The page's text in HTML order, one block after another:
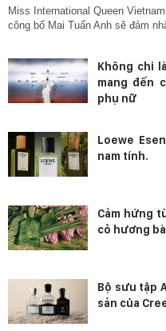
Miss International Queen
công bố Mai Tuấn Anh sẽ đảm
Không chỉ
mang đến
phụ nữ
Loewe
nam tính.
Cảm hứng
cỏ hương
Bộ sưu tập
sản của